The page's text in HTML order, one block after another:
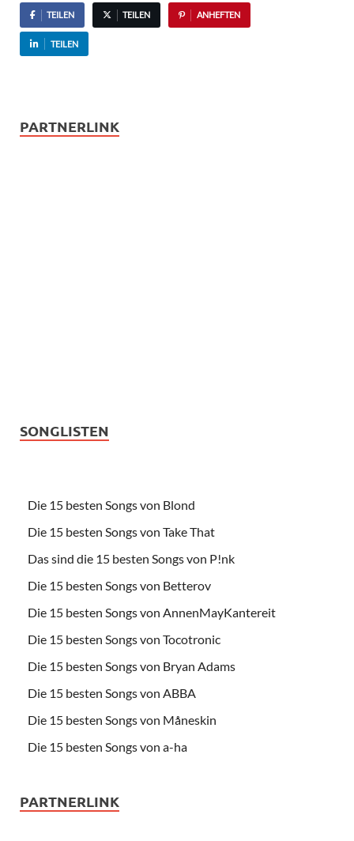
TEILEN TEILEN ANHEFTEN
TEILEN
PARTNERLINK
SONGLISTEN
Die 15 besten Songs von Blond
Die 15 besten Songs von Take That
Das sind die 15 besten Songs von P!nk
Die 15 besten Songs von Betterov
Die 15 besten Songs von AnnenMayKantereit
Die 15 besten Songs von Tocotronic
Die 15 besten Songs von Bryan Adams
Die 15 besten Songs von ABBA
Die 15 besten Songs von Måneskin
Die 15 besten Songs von a-ha
PARTNERLINK